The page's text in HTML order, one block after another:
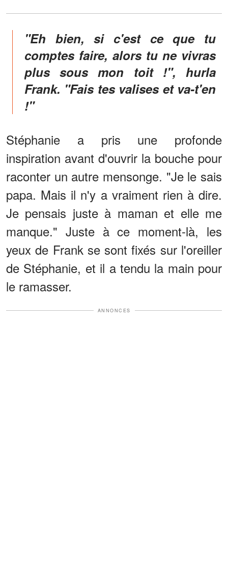
"Eh bien, si c'est ce que tu
comptes faire, alors tu ne vivras
plus sous mon toit !", hurla
Frank. "Fais tes valises et va-t'en
!"
Stéphanie a pris une profonde
inspiration avant d'ouvrir la bouche pour
raconter un autre mensonge. "Je le sais
papa. Mais il n'y a vraiment rien à dire.
Je pensais juste à maman et elle me
manque." Juste à ce moment-là, les
yeux de Frank se sont fixés sur l'oreiller
de Stéphanie, et il a tendu la main pour
le ramasser.
ANNONCES